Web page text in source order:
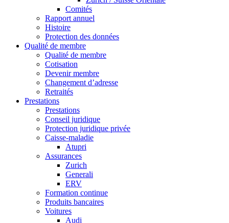
Comités
Rapport annuel
Histoire
Protection des données
Qualité de membre
Qualité de membre
Cotisation
Devenir membre
Changement d’adresse
Retraités
Prestations
Prestations
Conseil juridique
Protection juridique privée
Caisse-maladie
Atupri
Assurances
Zurich
Generali
ERV
Formation continue
Produits bancaires
Voitures
Audi